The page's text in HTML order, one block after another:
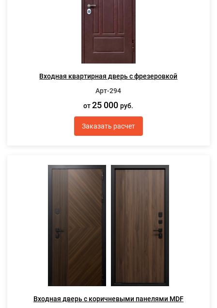
Входная квартирная дверь с фрезеровкой
Арт-294
от25 000руб.
Заказать расчет
Входная дверь с коричневыми панелями MDF